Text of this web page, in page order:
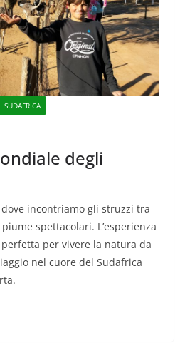
SUDAFRICA
degli
incontriamo gli struzzi tra
spettacolari. L’esperienza
per vivere la natura da
nel cuore del Sudafrica